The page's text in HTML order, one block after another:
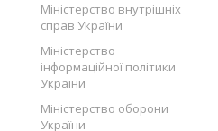
Міністерство внутрішніх
справ України
Міністерство
інформаційної політики
України
Міністерство оборони
України